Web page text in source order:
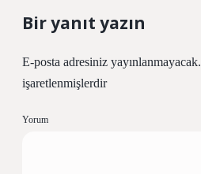
Bir yanıt yazın
E-posta adresiniz yayınlanmayacak.
işaretlenmişlerdir
Yorum